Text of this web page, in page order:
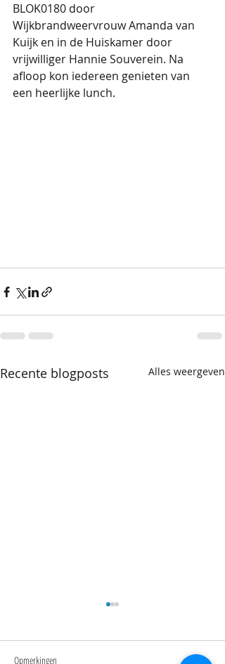
BLOK0180 door
Wijkbrandweervrouw Amanda van
Kuijk en in de Huiskamer door
vrijwilliger Hannie Souverein. Na
afloop kon iedereen genieten van
een heerlijke lunch.
Recente blogposts Alles weergeven
Opmerkingen